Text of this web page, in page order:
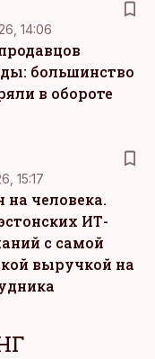
14:06
большинство
в обороте
15:17
на человека.
ИТ-
с самой
выручкой на